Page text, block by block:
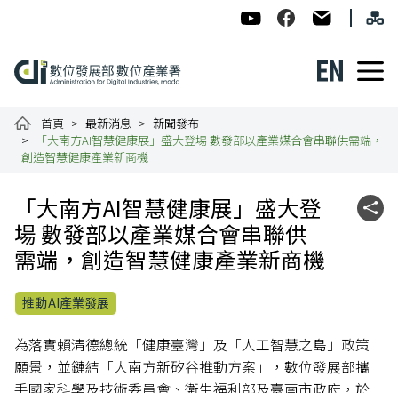
English
首頁 最新消息
新聞發布
「大南方AI智慧健康展」盛大登場 數發部以產業媒合會串聯供需端，
創造智慧健康產業新商機
「大南方AI智慧健康展」盛大登
場 數發部以產業媒合會串聯供
需端，創造智慧健康產業新商機
社群
推動AI產業發展
為落實賴清德總統「健康臺灣」及「人工智慧之島」政策
願景，並鏈結「大南方新矽谷推動方案」，數位發展部攜